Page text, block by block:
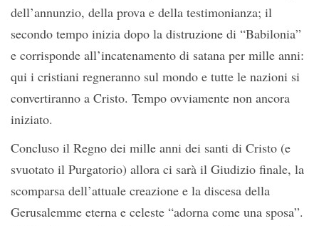
dell’annunzio, della prova e della testimonianza; il
secondo tempo inizia dopo la distruzione di “Babilonia”
e corrisponde all’incatenamento di satana per mille anni:
qui i cristiani regneranno sul mondo e tutte le nazioni si
convertiranno a Cristo. Tempo ovviamente non ancora
iniziato.
Concluso il Regno dei mille anni dei santi di Cristo (e
svuotato il Purgatorio) allora ci sarà il Giudizio finale, la
scomparsa dell’attuale creazione e la discesa della
Gerusalemme eterna e celeste “adorna come una sposa”.